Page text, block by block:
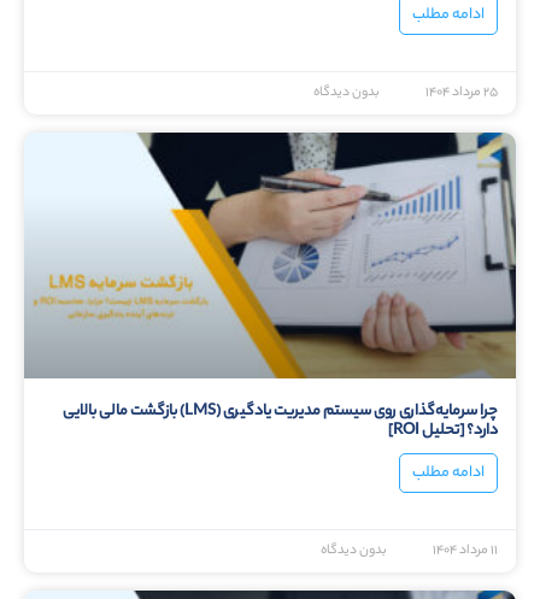
ادامه مطلب
۲۵ مرداد ۱۴۰۴ بدون دیدگاه
چرا سرمایه‌گذاری روی سیستم مدیریت یادگیری (LMS) بازگشت مالی بالایی
دارد؟ [تحلیل ROI]
ادامه مطلب
۱۱ مرداد ۱۴۰۴ بدون دیدگاه